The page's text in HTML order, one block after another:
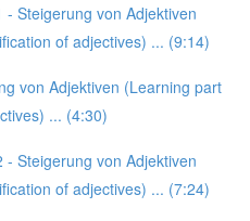
- Steigerung von Adjektiven
of adjectives) ... (9:14)
von Adjektiven (Learning part
... (4:30)
- Steigerung von Adjektiven
of adjectives) ... (7:24)